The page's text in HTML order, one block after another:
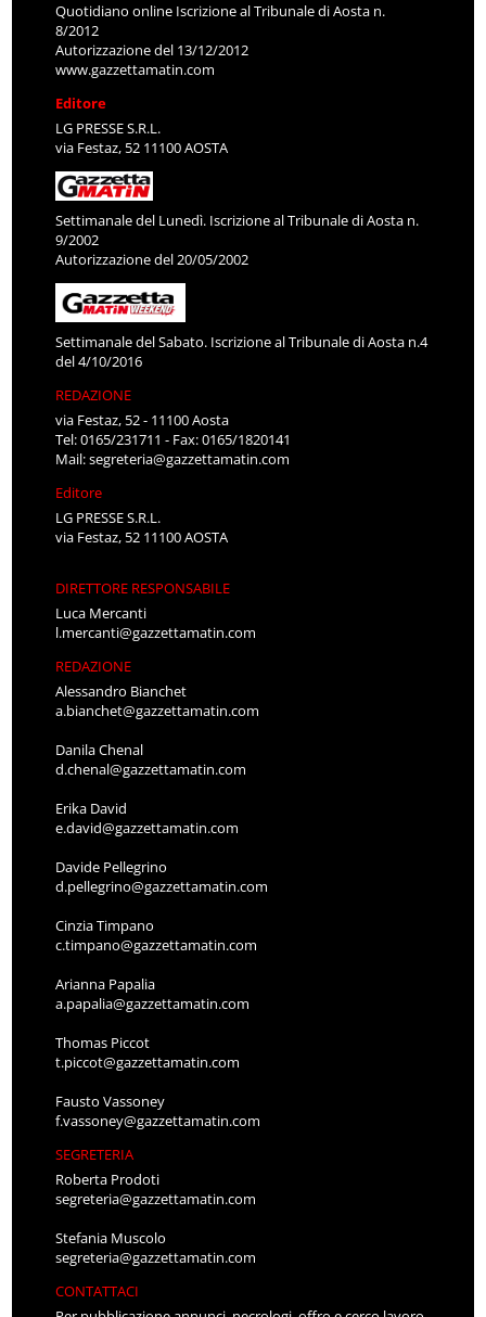
Quotidiano online Iscrizione al Tribunale di Aosta n.
8/2012
Autorizzazione del 13/12/2012
www.gazzettamatin.com
Editore
LG PRESSE S.R.L.
via Festaz, 52 11100 AOSTA
Settimanale del Lunedì. Iscrizione al Tribunale di Aosta n.
9/2002
Autorizzazione del 20/05/2002
Settimanale del Sabato. Iscrizione al Tribunale di Aosta n.4
del 4/10/2016
REDAZIONE
via Festaz, 52 - 11100 Aosta
Tel: 0165/231711 - Fax: 0165/1820141
Mail:segreteria@gazzettamatin.com
Editore
LG PRESSE S.R.L.
via Festaz, 52 11100 AOSTA
DIRETTORE RESPONSABILE
Luca Mercanti
l.mercanti@gazzettamatin.com
REDAZIONE
Alessandro Bianchet
a.bianchet@gazzettamatin.com
Danila Chenal
d.chenal@gazzettamatin.com
Erika David
e.david@gazzettamatin.com
Davide Pellegrino
d.pellegrino@gazzettamatin.com
Cinzia Timpano
c.timpano@gazzettamatin.com
Arianna Papalia
a.papalia@gazzettamatin.com
Thomas Piccot
t.piccot@gazzettamatin.com
Fausto Vassoney
f.vassoney@gazzettamatin.com
SEGRETERIA
Roberta Prodoti
segreteria@gazzettamatin.com
Stefania Muscolo
segreteria@gazzettamatin.com
CONTATTACI